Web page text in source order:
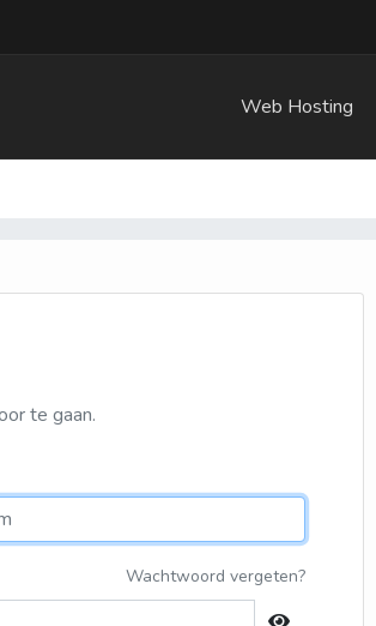
Web Hosting
te gaan.
Wachtwoord vergeten?